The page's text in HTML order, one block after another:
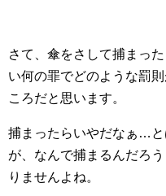
さて、傘をさして捕まっ
い何の罪でどのような罰
ころだと思います。
捕まったらいやだなぁ…
が、なんで捕まるんだろ
りませんよね。